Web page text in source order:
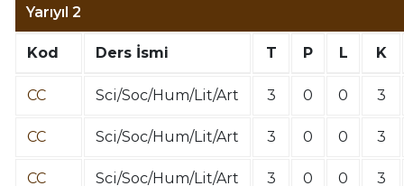
Yarıyıl 2
Kod Ders İsmi T P L K
CC Sci/Soc/Hum/Lit/Art 3 0 0 3
CC Sci/Soc/Hum/Lit/Art 3 0 0 3
CC Sci/Soc/Hum/Lit/Art 3 0 0 3